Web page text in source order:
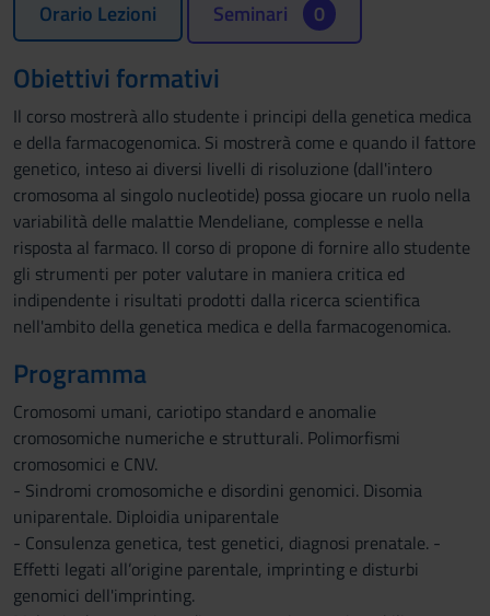
Orario Lezioni Seminari 0
Obiettivi formativi
Il corso mostrerà allo studente i principi della genetica medica
e della farmacogenomica. Si mostrerà come e quando il fattore
genetico, inteso ai diversi livelli di risoluzione (dall'intero
cromosoma al singolo nucleotide) possa giocare un ruolo nella
variabilità delle malattie Mendeliane, complesse e nella
risposta al farmaco. Il corso di propone di fornire allo studente
gli strumenti per poter valutare in maniera critica ed
indipendente i risultati prodotti dalla ricerca scientifica
nell'ambito della genetica medica e della farmacogenomica.
Programma
Cromosomi umani, cariotipo standard e anomalie
cromosomiche numeriche e strutturali. Polimorfismi
cromosomici e CNV.
- Sindromi cromosomiche e disordini genomici. Disomia
uniparentale. Diploidia uniparentale
- Consulenza genetica, test genetici, diagnosi prenatale. -
Effetti legati all’origine parentale, imprinting e disturbi
genomici dell'imprinting.